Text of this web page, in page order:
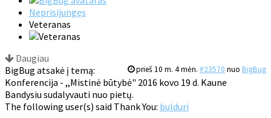
Neprisijungęs
Veteranas
Daugiau
prieš 10 m. 4 mėn. #23570 nuo BigBug
BigBug atsakė į temą:
Konferencija - ,,Mistinė būtybė" 2016 kovo 19 d. Kaune
Bandysiu sudalyvauti nuo pietų.
The following user(s) said Thank You: bulduri